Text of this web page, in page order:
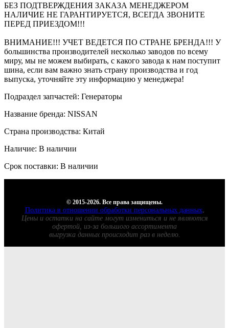
БЕЗ ПОДТВЕРЖДЕНИЯ ЗАКАЗА МЕНЕДЖЕРОМ
НАЛИЧИЕ НЕ ГАРАНТИРУЕТСЯ, ВСЕГДА ЗВОНИТЕ
ПЕРЕД ПРИЕЗДОМ!!!
ВНИМАНИЕ!!! УЧЕТ ВЕДЕТСЯ ПО СТРАНЕ БРЕНДА!!! У
большинства производителей несколько заводов по всему
миру, мы не можем выбирать, с какого завода к нам поступит
шина, если вам важно знать страну производства и год
выпуска, уточняйте эту информацию у менеджера!
Подраздел запчастей: Генераторы
Название бренда: NISSAN
Страна производства: Китай
Наличие: В наличии
Срок поставки: В наличии
© 2015-2026. Все права защищены.
Политика в отношении обработки персональных данных.
Цены и остатки на сайте могут измениться и не являются
офертой, из-за большого ассортимента
выгрузка данных происходит раз в неделю.